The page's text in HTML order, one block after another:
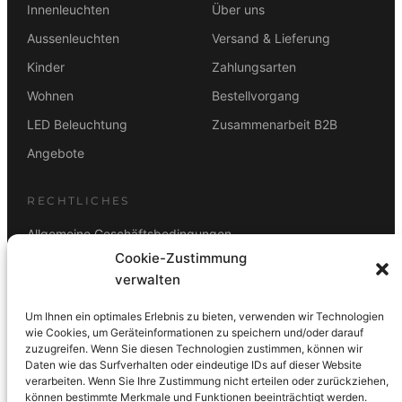
Cookie-Zustimmung
verwalten
Um Ihnen ein optimales Erlebnis zu bieten, verwenden wir Technologien
wie Cookies, um Geräteinformationen zu speichern und/oder darauf
zuzugreifen. Wenn Sie diesen Technologien zustimmen, können wir
Daten wie das Surfverhalten oder eindeutige IDs auf dieser Website
verarbeiten. Wenn Sie Ihre Zustimmung nicht erteilen oder zurückziehen,
können bestimmte Merkmale und Funktionen beeinträchtigt werden.
Innenleuchten
Aussenleuchten
Kinder
Wohnen
LED Beleuchtung
Angebote
Über uns
Versand & Lieferung
Zahlungsarten
Bestellvorgang
Zusammenarbeit B2B
RECHTLICHES
Allgemeine Geschäftsbedingungen
Rücktrittsbelehrung
ZAHLUNGSARTEN
Vorkasse Visa Mastercard Link PayPal G-Pay